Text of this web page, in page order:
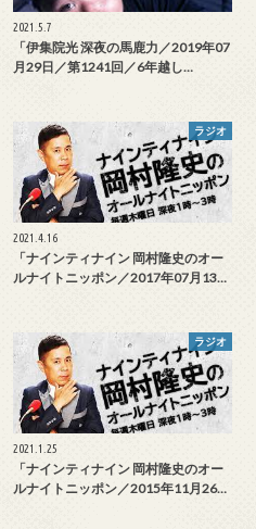
2021.5.7
「伊集院光 深夜の馬鹿力／2019年07
月29日／第1241回／6年越し…
ラジオ
2021.4.16
「ナインティナイン 岡村隆史のオー
ルナイトニッポン／2017年07月13…
ラジオ
2021.1.25
「ナインティナイン 岡村隆史のオー
ルナイトニッポン／2015年11月26…